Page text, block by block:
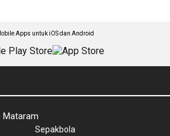
Apps untuk iOS dan Android
Mataram
Sepakbola